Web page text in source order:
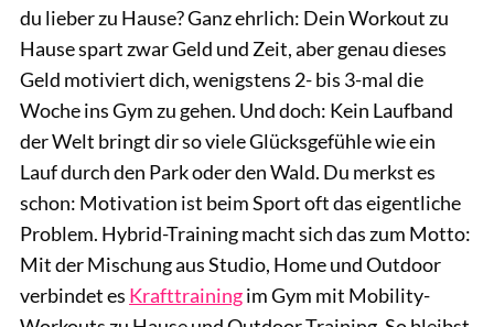
du lieber zu Hause? Ganz ehrlich: Dein Workout zu
Hause spart zwar Geld und Zeit, aber genau dieses
Geld motiviert dich, wenigstens 2- bis 3-mal die
Woche ins Gym zu gehen. Und doch: Kein Laufband
der Welt bringt dir so viele Glücksgefühle wie ein
Lauf durch den Park oder den Wald. Du merkst es
schon: Motivation ist beim Sport oft das eigentliche
Problem. Hybrid-Training macht sich das zum Motto:
Mit der Mischung aus Studio, Home und Outdoor
verbindet es Krafttrainingim Gym mit Mobility-